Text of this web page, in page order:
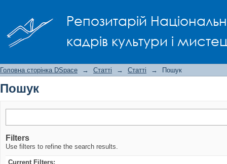
Репозитарій
кадрів культури і
Головна сторінка DSpace → Статті → Статті → Пошук
Пошук
Filters
Use filters to refine the search results.
Current Filters: